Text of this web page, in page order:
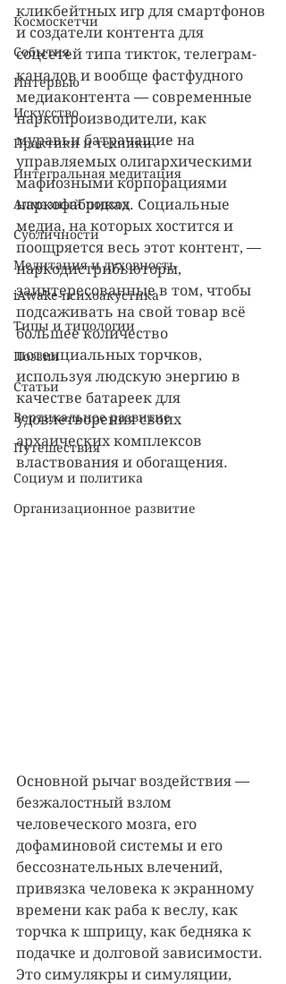
Космоскетчи
События
Интервью
Искусство
Практики и техники
Интегральная медитация
Алмазный подход
Субличности
Медитация и духовность
iAwake-психоакустика
Типы и типологии
Поэзия
Статьи
Вертикальное развитие
Путешествия
Социум и политика
Организационное развитие
кликбейтных игр для смартфонов
и создатели контента для
соцсетей типа тикток, телеграм-
каналов и вообще фастфудного
медиаконтента — современные
наркопроизводители, как
муравьи батрачащие на
управляемых олигархическими
мафиозными корпорациями
наркофабриках. Социальные
медиа, на которых хостится и
поощряется весь этот контент, —
наркодистрибьюторы,
заинтересованные в том, чтобы
подсаживать на свой товар всё
большее количество
потенциальных торчков,
используя людскую энергию в
качестве батареек для
удовлетворения своих
архаических комплексов
властвования и обогащения.
Основной рычаг воздействия —
безжалостный взлом
человеческого мозга, его
дофаминовой системы и его
бессознательных влечений,
привязка человека к экранному
времени как раба к веслу, как
торчка к шприцу, как бедняка к
подачке и долговой зависимости.
Это симулякры и симуляции,